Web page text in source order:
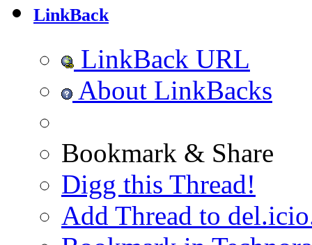
LinkBack
LinkBack URL
About LinkBacks
Bookmark & Share
Digg this Thread!
Add Thread to